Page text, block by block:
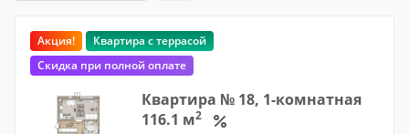
Акция!
Квартира с террасой
Скидка при полной оплате
Квартира № 18, 1-комнатная
116.1 м2